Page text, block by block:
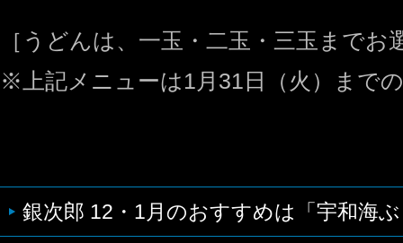
［うどんは、一玉・二玉・三玉まで
※上記メニューは1月31日（火）まで
銀次郎 12・1月のおすすめは「宇和海